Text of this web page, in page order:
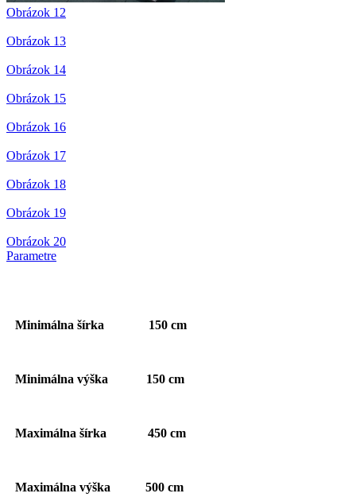
Obrázok 12
Obrázok 13
Obrázok 14
Obrázok 15
Obrázok 16
Obrázok 17
Obrázok 18
Obrázok 19
Obrázok 20
Parametre
Minimálna šírka 150 cm
Minimálna výška 150 cm
Maximálna šírka 450 cm
Maximálna výška 500 cm